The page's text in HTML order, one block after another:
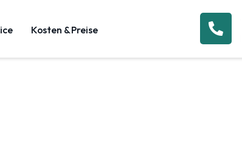
Kosten & Preise